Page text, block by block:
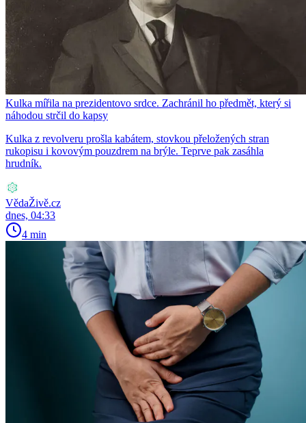
Kulka mířila na prezidentovo srdce. Zachránil ho předmět, který si
náhodou strčil do kapsy
Kulka z revolveru prošla kabátem, stovkou přeložených stran
rukopisu i kovovým pouzdrem na brýle. Teprve pak zasáhla
hrudník.
VědaŽivě.cz
dnes, 04:33
4 min